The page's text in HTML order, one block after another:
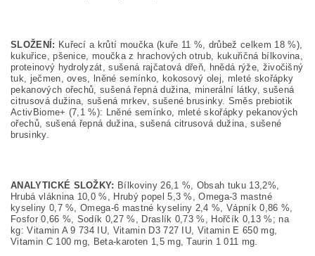
SLOŽENÍ: Kuřecí a krůtí moučka (kuře 11 %, drůbež celkem 18 %),
kukuřice, pšenice, moučka z hrachových otrub, kukuřičná bílkovina,
proteinový hydrolyzát, sušená rajčatová dřeň, hnědá rýže, živočišný
tuk, ječmen, oves, lněné semínko, kokosový olej, mleté skořápky
pekanových ořechů, sušená řepná dužina, minerální látky, sušená
citrusová dužina, sušená mrkev, sušené brusinky. Směs prebiotik
ActivBiome+ (7,1 %): Lněné semínko, mleté skořápky pekanových
ořechů, sušená řepná dužina, sušená citrusová dužina, sušené
brusinky.
ANALYTICKÉ SLOŽKY: Bílkoviny 26,1 %, Obsah tuku 13,2%,
Hrubá vláknina 10,0 %, Hrubý popel 5,3 %, Omega-3 mastné
kyseliny 0,7 %, Omega-6 mastné kyseliny 2,4 %, Vápník 0,86 %,
Fosfor 0,66 %, Sodík 0,27 %, Draslík 0,73 %, Hořčík 0,13 %; na
kg: Vitamin A 9 734 IU, Vitamin D3 727 IU, Vitamin E 650 mg,
Vitamin C 100 mg, Beta-karoten 1,5 mg, Taurin 1 011 mg.